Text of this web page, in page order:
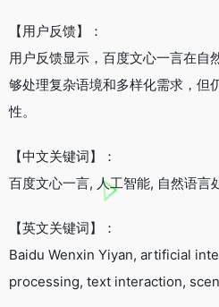
【用户反馈】：
用户反馈显示，百度文心一言在自
够处理复杂语境和多样化需求，但
性。
【中文关键词】：
百度文心一言, 人工智能, 自然语言
【英文关键词】：
Baidu Wenxin Yiyan, artificial
processing, text interaction,